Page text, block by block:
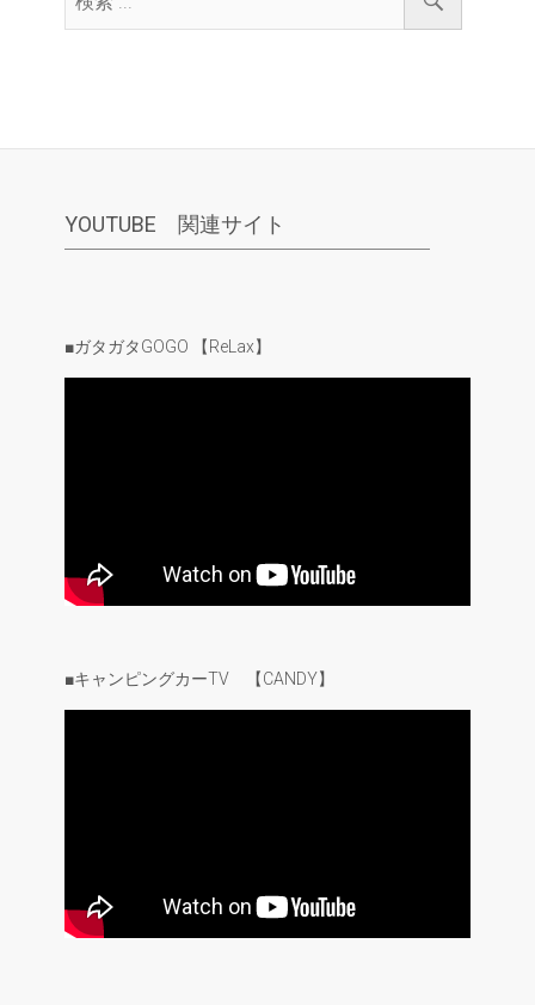
YOUTUBE 関連サイト
■ガタガタGOGO 【ReLax】
■キャンピングカーTV 【CANDY】